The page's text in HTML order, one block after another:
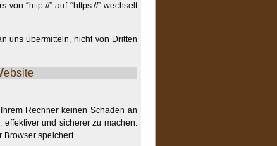
“http://” auf “https://” wechselt
uns übermitteln, nicht von Dritten
Rechner keinen Schaden an
und sicherer zu machen.
Browser speichert.